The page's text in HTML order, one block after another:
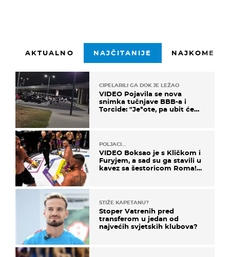
AKTUALNO NAJČITANIJE
CIPELARILI GA DOK JE LEŽAO
VIDEO Pojavila se nova
snimka tučnjave BBB-a i
Torcide: "Je*ote, pa ubit će
POLJACI...
VIDEO Boksao je s Kličkom i
Furyjem, a sad su ga stavili u
kavez sa šestoricom Roma!
STIŽE KAPETANU?
Stoper Vatrenih pred
transferom u jedan od
najvećih svjetskih klubova?